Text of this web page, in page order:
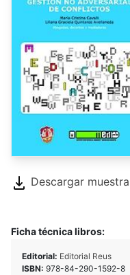
Descargar muestra
Ficha técnica libros:
Editorial: Editorial Reus
ISBN: 978-84-290-1592-8